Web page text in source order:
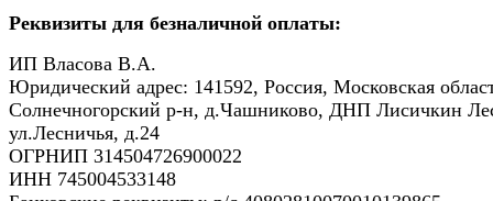
Реквизиты для безналичной оплаты:
ИП Власова В.А.
Юридический адрес: 141592, Россия, Московская
Солнечногорский р-н, д.Чашниково, ДНП Лисичкин
ул.Лесничья, д.24
ОГРНИП 314504726900022
ИНН 745004533148